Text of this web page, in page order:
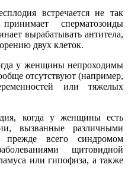
встречается не так
сперматозоиды
вырабатывать антитела,
двух клеток.
у женщины непроходимы
отсутствуют (например,
или тяжелых
когда у женщины есть
вызванные различными
прежде всего синдромом
щитовидной
или гипофиза, а также